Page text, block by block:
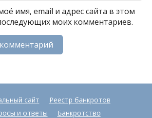
имя, email и адрес сайта в этом
моих комментариев.
сайт
Реестр банкротов
и ответы
Банкротство